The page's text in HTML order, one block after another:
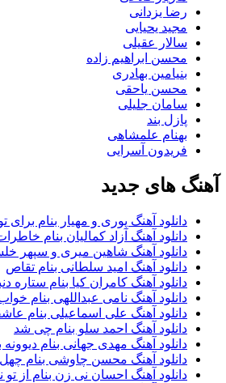
رضا یزدانی
مجید یحیایی
سالار عقیلی
محسن ابراهیم زاده
بنیامین بهادری
محسن یاحقی
سامان جلیلی
پازل بند
بهنام علمشاهی
فریدون آسرایی
آهنگ های جدید
دانلود آهنگ پوری و مهیار بنام برای
دانلود آهنگ آزاد کمالیان بنام
دانلود آهنگ شاهین میری و سپهر
دانلود آهنگ امید سلطانی بنام تقاص
دانلود آهنگ کامران کیا بنام ستاره
دانلود آهنگ نامی عبداللهی بنام
دانلود آهنگ علی اسماعیلی بنام
دانلود آهنگ احمد سلو بنام چی شد
دانلود آهنگ مهدی جهانی بنام دیوونه
دانلود آهنگ محسن چاوشی بنام چهل
دانلود آهنگ احسان نی زن بنام از تو